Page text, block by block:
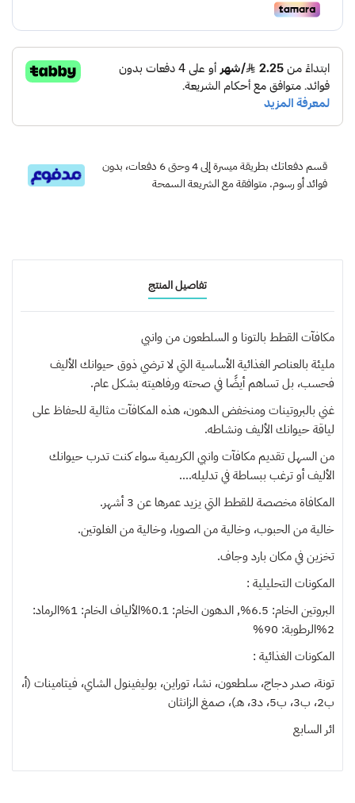
قسم دفعاتك بطريقة ميسرة إلى 4 وحتى 6 دفعات، بدون
فوائد أو رسوم. متوافقة مع الشريعة السمحة
تفاصيل المنتج
مكافآت القطط بالتونا و السلطعون من وانبي
مليئة بالعناصر الغذائية الأساسية التي لا ترضي ذوق حيوانك الأليف
فحسب، بل تساهم أيضًا في صحته ورفاهيته بشكل عام.
غني بالبروتينات ومنخفض الدهون، هذه المكافآت مثالية للحفاظ على
لياقة حيوانك الأليف ونشاطه.
من السهل تقديم مكافآت وانبي الكريمية سواء كنت تدرب حيوانك
الأليف أو ترغب ببساطة في تدليله....
المكافاة مخصصة للقطط التي يزيد عمرها عن 3 أشهر.
خالية من الحبوب، وخالية من الصويا، وخالية من الغلوتين.
تخزين في مكان بارد وجاف.
المكونات التحليلية :
البروتين الخام: 6.5%, الدهون الخام: 0.1%الألياف الخام: 1%الرماد:
2%الرطوبة: 90%
المكونات الغذائية :
تونة، صدر دجاج، سلطعون، نشا، توراين، بوليفينول الشاي، فيتامينات (أ،
ب2، ب3، ب5، د3، هـ)، صمغ الزانثان
ائر السابع